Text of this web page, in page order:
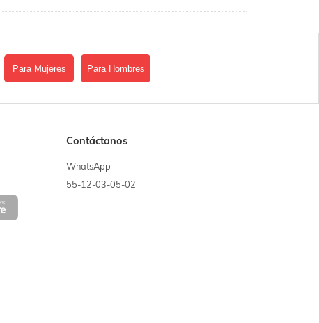
Para Mujeres Para Hombres
Contáctanos
WhatsApp
55-12-03-05-02